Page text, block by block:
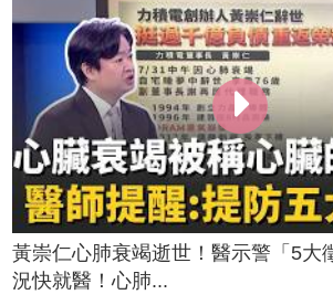
黃崇仁心肺衰竭逝世！醫示警「5大
況快就醫！心肺...